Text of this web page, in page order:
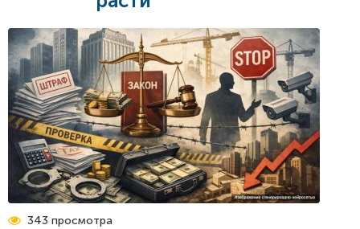
Стратегия бизнес-омбудсмена по защите
Меморандум о взаимном сотрудничестве Центра
поддержки цифрового правительства и Бизнес-
омбудсмена
Рекомендации Сената
Реестр проблем
Обратная связь
СМИ об омбудсмене
Фотогалерея
Видео
Международные новости
Доклады, выступления
Инфографика
343 просмотра